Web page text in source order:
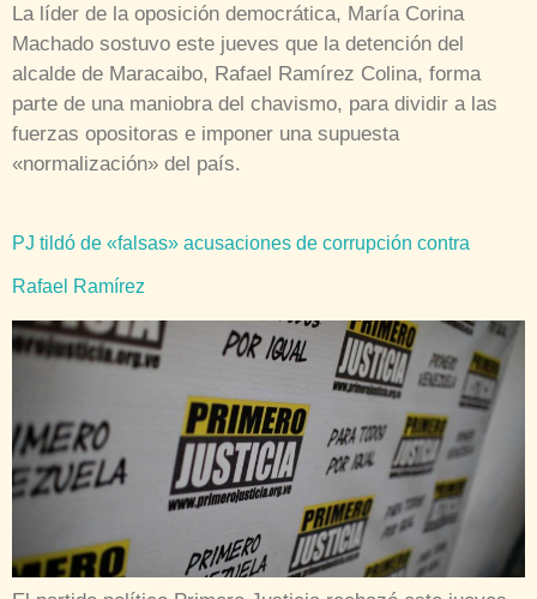
La líder de la oposición democrática, María Corina
Machado sostuvo este jueves que la detención del
alcalde de Maracaibo, Rafael Ramírez Colina, forma
parte de una maniobra del chavismo, para dividir a las
fuerzas opositoras e imponer una supuesta
«normalización» del país.
PJ tildó de «falsas» acusaciones de corrupción contra
Rafael Ramírez